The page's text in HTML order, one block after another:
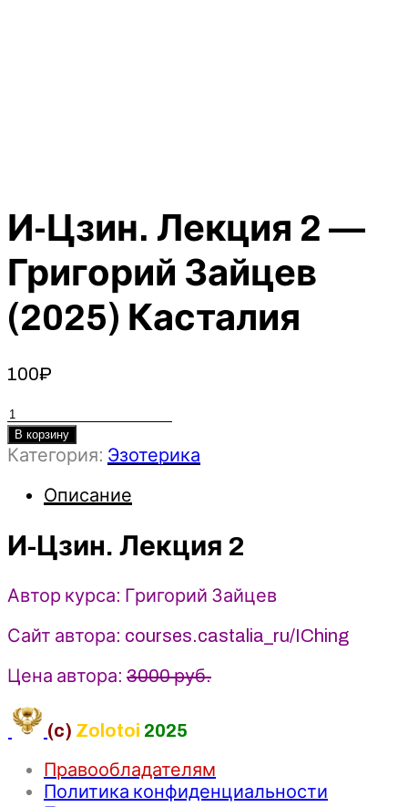
И-Цзин. Лекция 2 —
Григорий Зайцев
(2025) Касталия
100₽
Количество
товара
И-
Лекция
-
Григорий
Зайцев
(2025)
Касталия
В корзину
Категория: Эзотерика
Описание
И-Цзин. Лекция 2
Автор курса: Григорий Зайцев
Сайт автора: courses.castalia_ru/IChing
Цена автора: 3000 руб.
(c) Zolotoi 2025
Правообладателям
Политика конфиденциальности